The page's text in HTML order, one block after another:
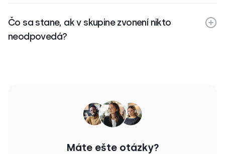
Čo sa stane, ak v skupine zvonení nikto
neodpovedá?
Máte ešte otázky?